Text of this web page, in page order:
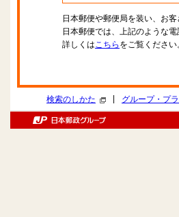
日本郵便や郵便局を装い、お
日本郵便では、上記のような
詳しくはこちら をご覧ください
検索のしかた グループ・プ